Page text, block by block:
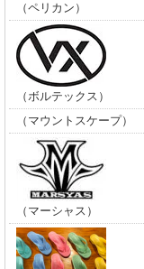
（ペリカン）
（ボルテックス）
（マウントスケープ）
（マーシャス）